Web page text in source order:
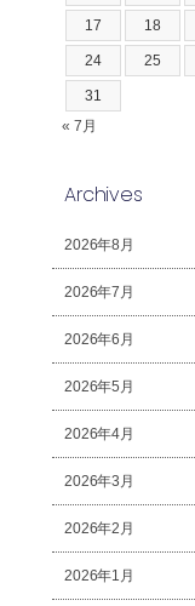
17 18
24 25
31
« 7月
Archives
2026年8月
2026年7月
2026年6月
2026年5月
2026年4月
2026年3月
2026年2月
2026年1月